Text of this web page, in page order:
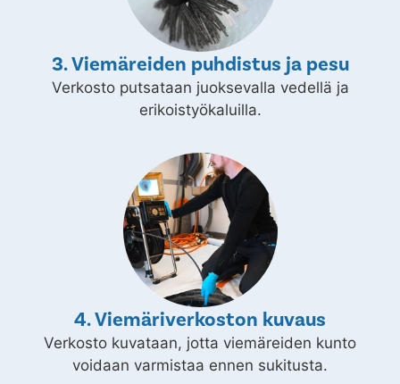
3. Viemäreiden puhdistus ja pesu
Verkosto putsataan juoksevalla vedellä ja
erikoistyökaluilla.
4. Viemäriverkoston kuvaus
Verkosto kuvataan, jotta viemäreiden kunto
voidaan varmistaa ennen sukitusta.